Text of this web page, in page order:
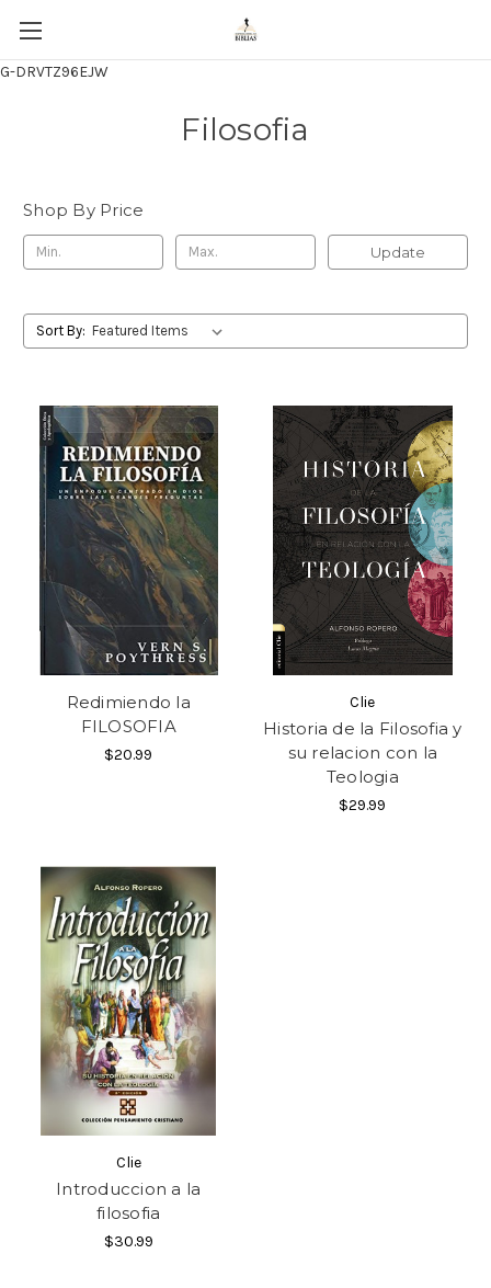
G-DRVTZ96EJW
Filosofia
Shop By Price
Update
Sort By:
Redimiendo la
FILOSOFIA
$20.99
Clie
Historia de la Filosofia y
su relacion con la
Teologia
$29.99
Clie
Introduccion a la
filosofia
$30.99